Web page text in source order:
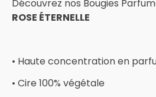
Découvrez nos Bougies
ROSE ÉTERNELLE
• Haute concentration en
• Cire 100% végétale